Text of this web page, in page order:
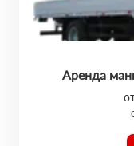
Аренда